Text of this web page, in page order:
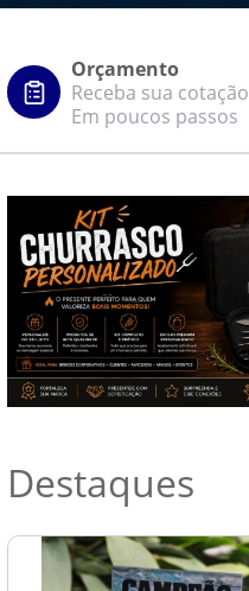
Orçamento
Receba sua cotação
Em poucos passos
Destaques